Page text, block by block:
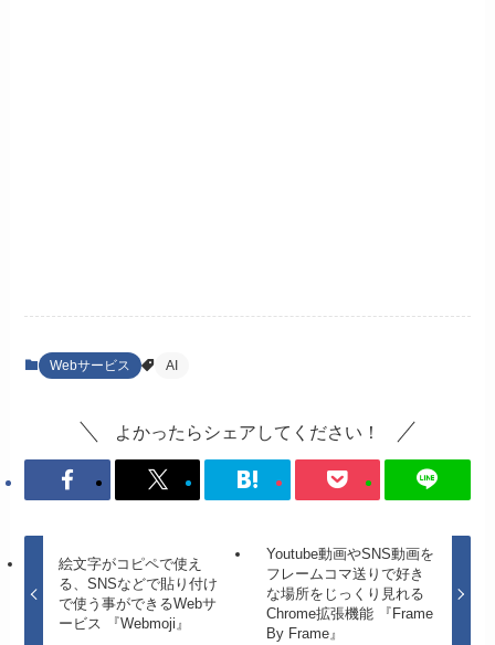
Webサービス AI
よかったらシェアしてください！
絵文字がコピペで使え
る、SNSなどで貼り付け
で使う事ができるWebサ
ービス 『Webmoji』
Youtube動画やSNS動画を
フレームコマ送りで好き
な場所をじっくり見れる
Chrome拡張機能 『Frame
By Frame』